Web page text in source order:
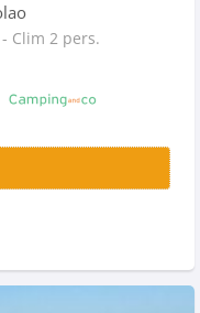
Clim 2 pers.